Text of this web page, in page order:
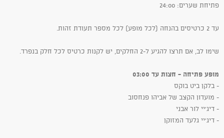
פתיחת שערים: 24:00
עד 2 כרטיסים בהנחה (לכל מופע) לכל מספר תעודת זהות.
שימו לב, אם תרצו להגיע ל-2 החלקים, יש לקנות כרטיס לכל חלק בנפרד.
מופע פתיחה - חצות עד 03:00
- בלקן ביט בוקס
- מועדון הקצב של אביהו פנחסוב
- דיג'יי לור אבני
- דיג'יי גלעד המזוקן